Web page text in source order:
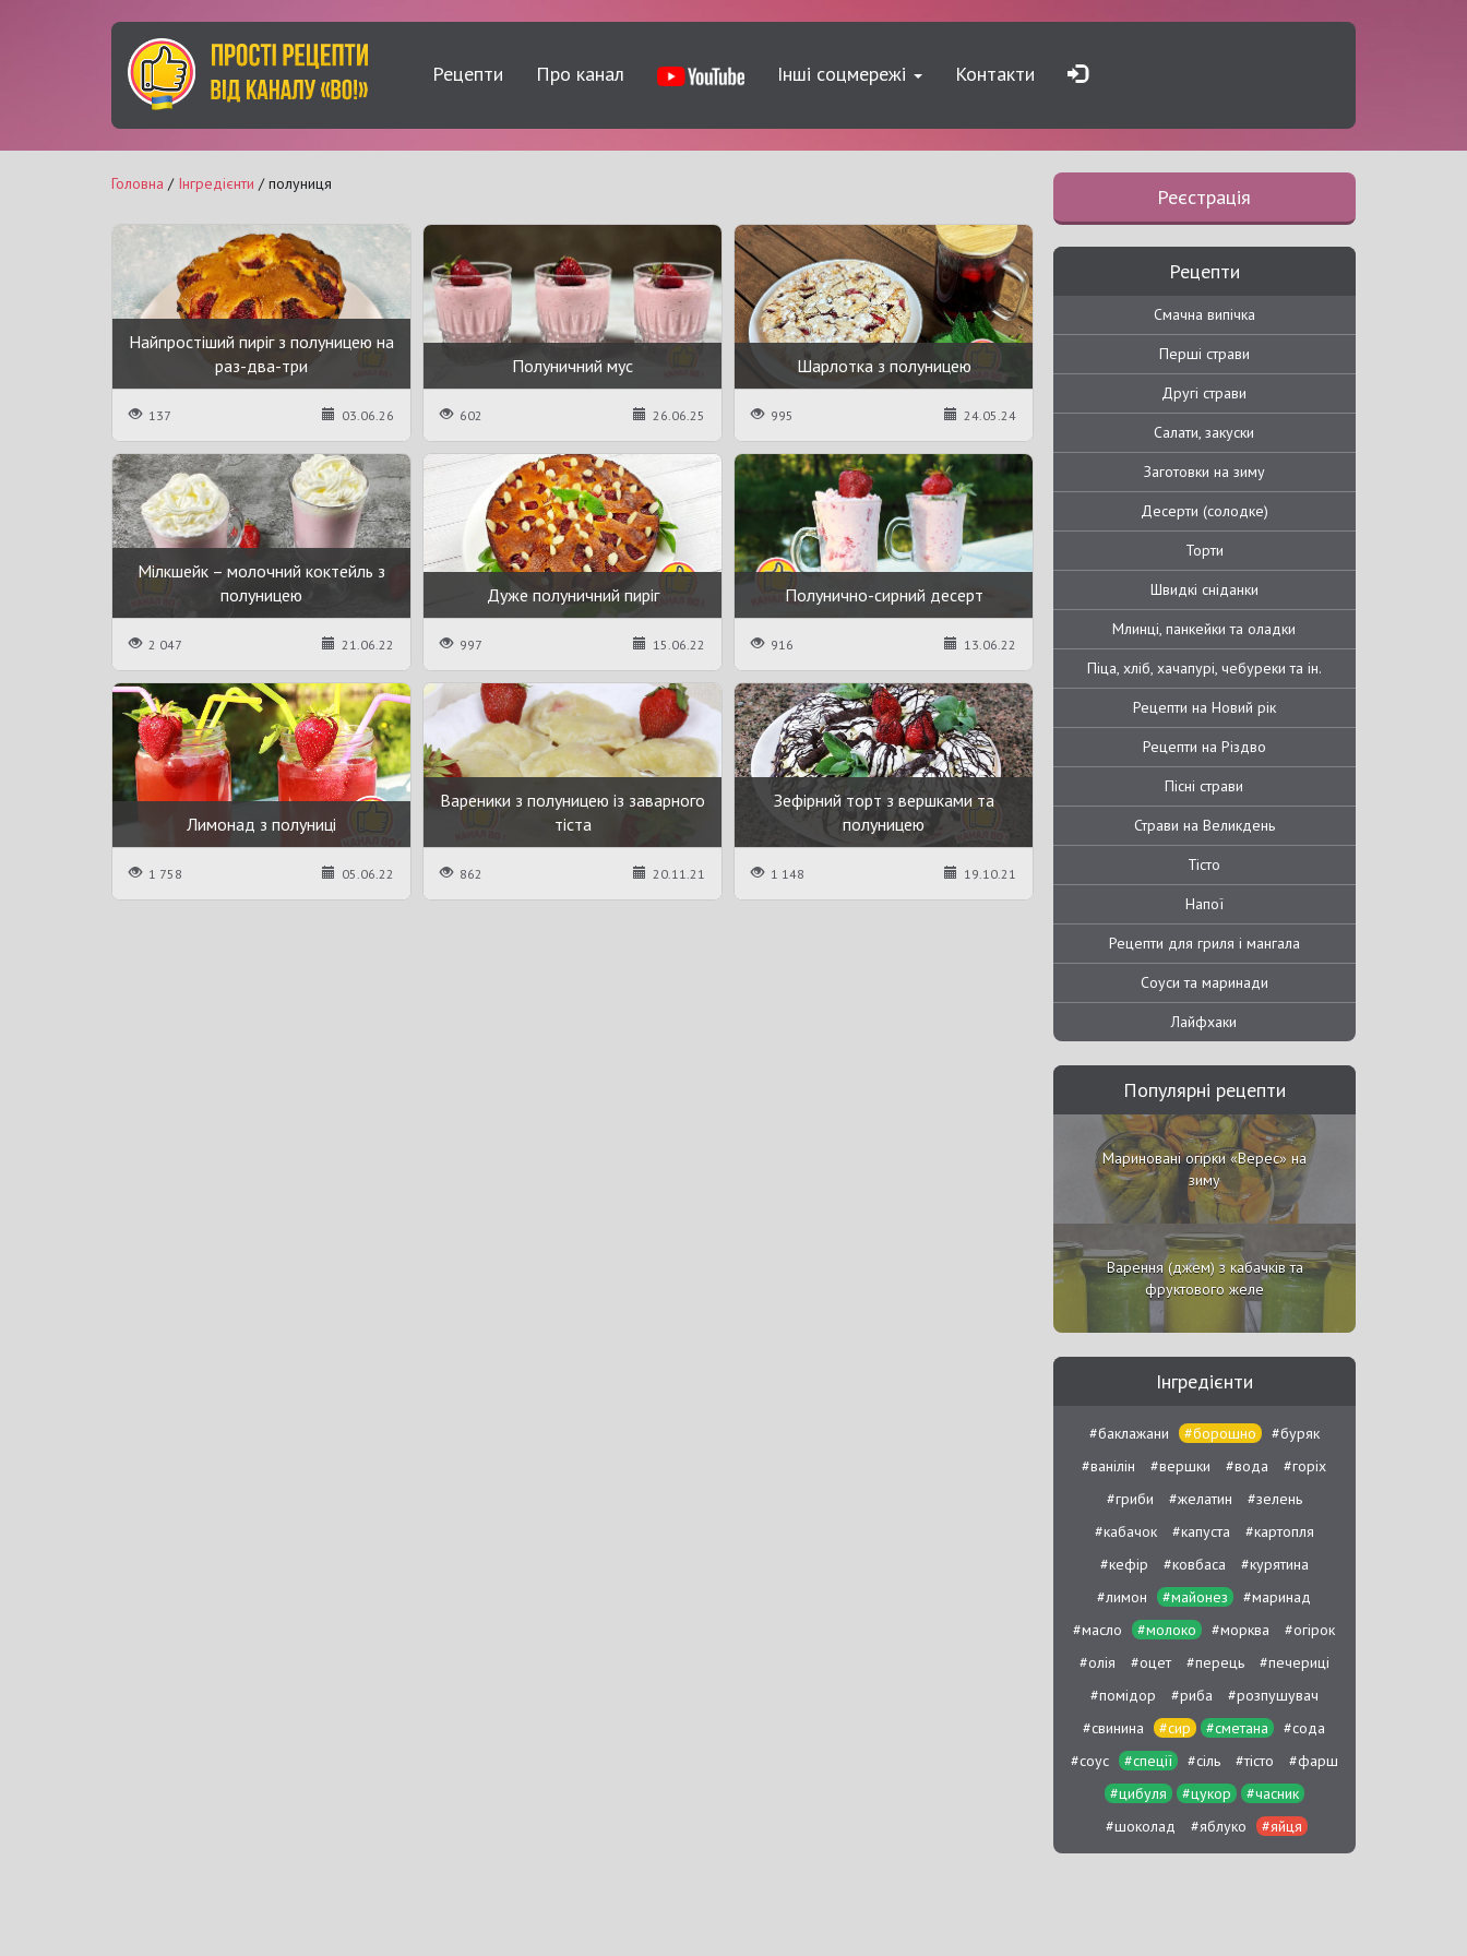
Рецепти Про канал Інші соцмережі Контакти
Головна / Інгредієнти / полуниця
Найпростіший пиріг з полуницею на
раз-два-три
137 03.06.26
Полуничний мус
602 26.06.25
Шарлотка з полуницею
995 24.05.24
Мілкшейк – молочний коктейль з
полуницею
2 047 21.06.22
Дуже полуничний пиріг
997 15.06.22
Полунично-сирний десерт
916 13.06.22
Лимонад з полуниці
1 758 05.06.22
Вареники з полуницею із заварного
тіста
862 20.11.21
Зефірний торт з вершками та
полуницею
1 148 19.10.21
Реєстрація
Рецепти
Смачна випічка
Перші страви
Другі страви
Салати, закуски
Заготовки на зиму
Десерти (солодке)
Торти
Швидкі сніданки
Млинці, панкейки та оладки
Піца, хліб, хачапурі, чебуреки та ін.
Рецепти на Новий рік
Рецепти на Різдво
Пісні страви
Страви на Великдень
Тісто
Напої
Рецепти для гриля і мангала
Соуси та маринади
Лайфхаки
Популярні рецепти
Мариновані огірки «Верес» на
зиму
Варення (джем) з кабачків та
фруктового желе
Інгредієнти
#баклажани #борошно
#буряк
#ванілін
#вершки #вода
#горіх
#гриби
#желатин
#зелень
#кабачок
#капуста
#картопля
#кефір
#ковбаса
#курятина
#лимон
#майонез
#маринад
#масло
#молоко #морква
#огірок
#олія
#оцет #перець
#печериці
#помідор
#риба
#розпушувач
#свинина
#сир #сметана
#сода
#соус
#спеції #сіль #тісто
#фарш
#цибуля
#цукор
#часник
#шоколад
#яблуко #яйця